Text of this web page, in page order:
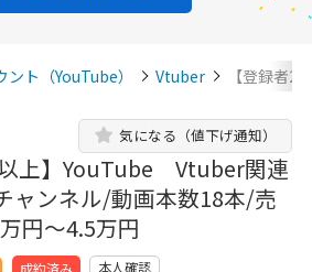
ント（YouTube） Vtuber 【登録者
以上】YouTube Vtuber関連
ャンネル/動画本数18本/売
円～4.5万円
気になる（値下げ通知）
成約済み
本人確認